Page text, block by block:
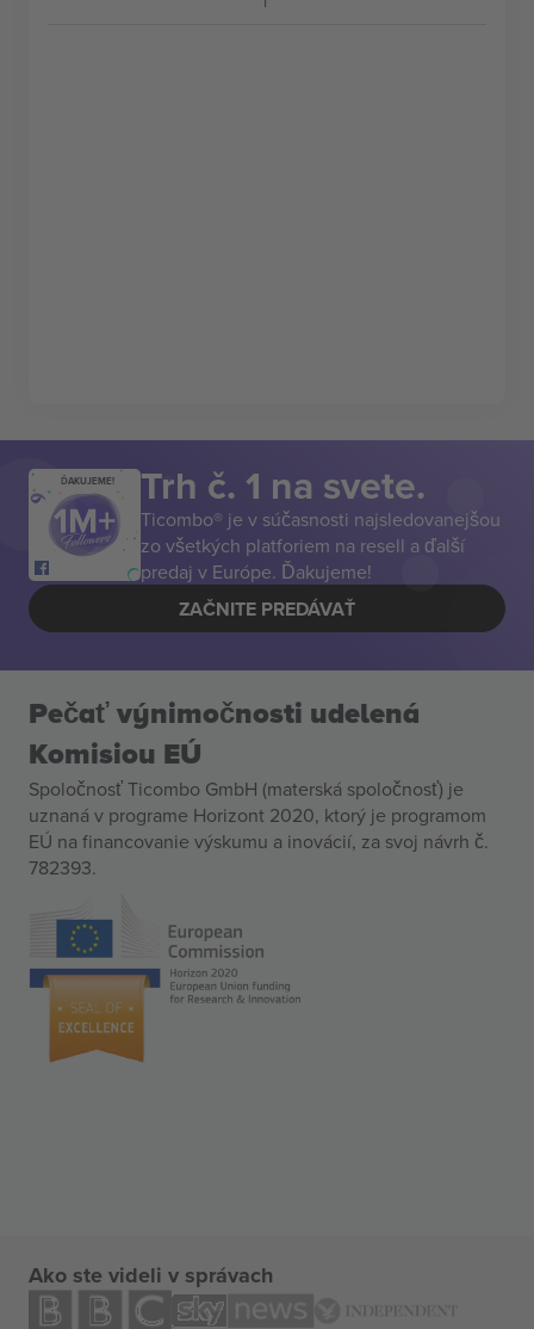
ĎAKUJEME! Trh č. 1 na svete.
Ticombo® je v súčasnosti najsledovanejšou
zo všetkých platforiem na resell a ďalší
predaj v Európe. Ďakujeme!
ZAČNITE PREDÁVAŤ
Pečať výnimočnosti udelená
Komisiou EÚ
Spoločnosť Ticombo GmbH (materská spoločnosť) je
uznaná v programe Horizont 2020, ktorý je programom
EÚ na financovanie výskumu a inovácií, za svoj návrh č.
782393.
Ako ste videli v správach